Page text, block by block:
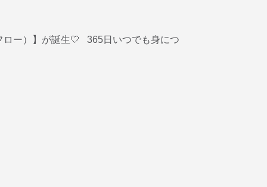
ー）】が誕生🤍 365日いつでも身につ